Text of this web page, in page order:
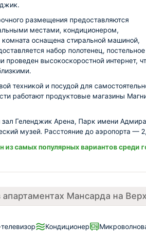
размещения предоставляются
местами, кондиционером,
оснащена стиральной машиной,
набор полотенец, постельное
проведен высокоскоростной интернет,
техникой и посудой для
работают продуктовые магазины
Геленджик Арена, Парк имени
музей. Расстояние до аэропорта —
самых популярных вариантов среди
апартаментах Мансарда на
Кондиционер